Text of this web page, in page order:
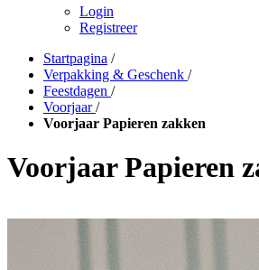
Login
Registreer
Startpagina /
Verpakking & Geschenk /
Feestdagen /
Voorjaar /
Voorjaar Papieren zakken
Voorjaar Papieren